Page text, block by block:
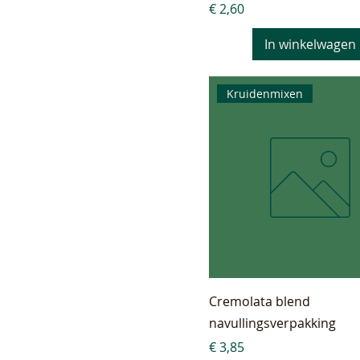
Prijs
€ 2,60
In winkelwagen
Kruidenmixen
Cremolata blend
navullingsverpakking
Prijs
€ 3,85